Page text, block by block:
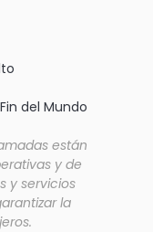
del Mundo
están
y de
y servicios
la